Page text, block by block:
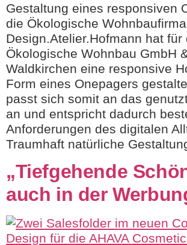
Gestaltung eines responsiven
die Ökologische
Design.Atelier.Hofmann hat für
Ökologische Wohnbau GmbH
Waldkirchen eine responsive
Form eines Onepagers
passt sich somit an das
an und entspricht dadurch
Anforderungen des digitalen
Traumhaft natürliche
„Tiefgehende
auch in der